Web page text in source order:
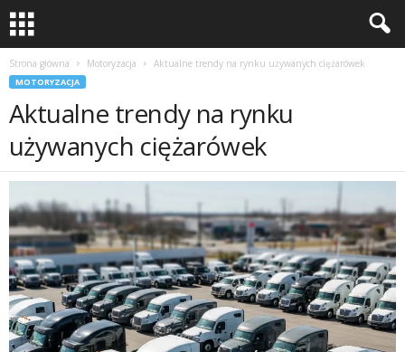
Strona główna Motoryzacja Aktualne trendy na rynku używanych ciężarówek
MOTORYZACJA
Aktualne trendy na rynku
używanych ciężarówek